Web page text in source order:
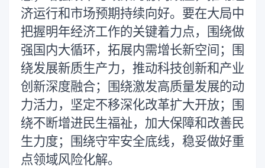
济运行和市场预期持续向好。要在大局中
把握明年经济工作的关键着力点，围绕做
强国内大循环，拓展内需增长新空间；围
绕发展新质生产力，推动科技创新和产业
创新深度融合；围绕激发高质量发展的动
力活力，坚定不移深化改革扩大开放；围
绕不断增进民生福祉，加大保障和改善民
生力度；围绕守牢安全底线，稳妥做好重
点领域风险化解。